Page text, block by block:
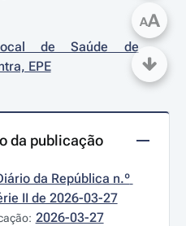
de Saúde de
EPE
da publicação
da República n.º
II de 2026-03-27
2026-03-27
AA